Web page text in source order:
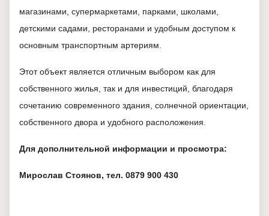
магазинами, супермаркетами, парками, школами,
детскими садами, ресторанами и удобным доступом к
основным транспортным артериям.
Этот объект является отличным выбором как для
собственного жилья, так и для инвестиций, благодаря
сочетанию современного здания, солнечной ориентации,
собственного двора и удобного расположения.
Для дополнительной информации и просмотра:
Мирослав Стоянов, тел. 0879 900 430